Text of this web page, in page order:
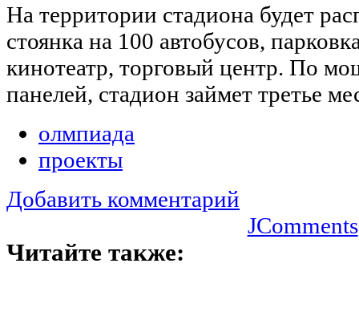
На территории стадиона будет
стоянка на 100 автобусов,
кинотеатр, торговый центр. По
панелей, стадион займет третье
олмпиада
проекты
Добавить комментарий
JComments
Читайте также: